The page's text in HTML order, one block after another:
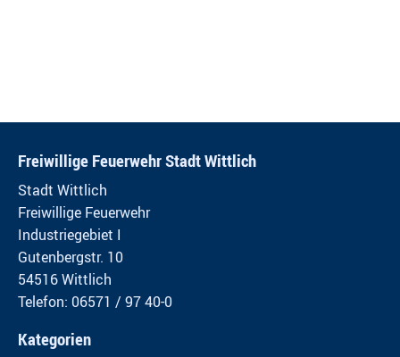
Freiwillige Feuerwehr Stadt Wittlich
Stadt Wittlich
Freiwillige Feuerwehr
Industriegebiet I
Gutenbergstr. 10
54516 Wittlich
Telefon: 06571 / 97 40-0
Kategorien